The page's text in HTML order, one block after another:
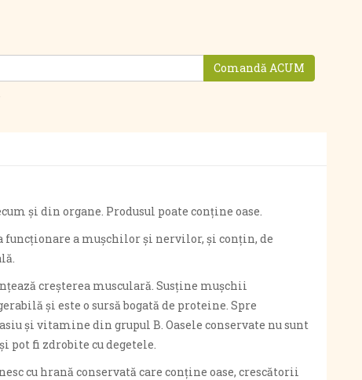
Comandă ACUM
și din organe. Produsul poate conține oase.
funcționare a mușchilor și nervilor, și conțin, de
creșterea musculară. Susține mușchii
și este o sursă bogată de proteine. Spre
și vitamine din grupul B. Oasele conservate nu sunt
pot fi zdrobite cu degetele.
cu hrană conservată care conține oase, crescătorii